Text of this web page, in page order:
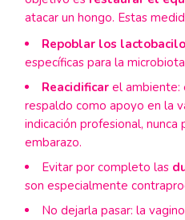
atacar un hongo. Estas
Repoblar los
específicas para la
Reacidificar el ambiente:
respaldo como apoyo en la
indicación profesional,
embarazo.
Evitar por completo las
son especialmente
No dejarla pasar: la